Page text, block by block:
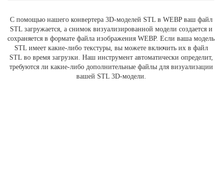
С помощью нашего конвертера 3D-моделей STL в WEBP ваш файл
STL загружается, а снимок визуализированной модели создается и
сохраняется в формате файла изображения WEBP. Если ваша модель
STL имеет какие-либо текстуры, вы можете включить их в файл
STL во время загрузки. Наш инструмент автоматически определит,
требуются ли какие-либо дополнительные файлы для визуализации
вашей STL 3D-модели.